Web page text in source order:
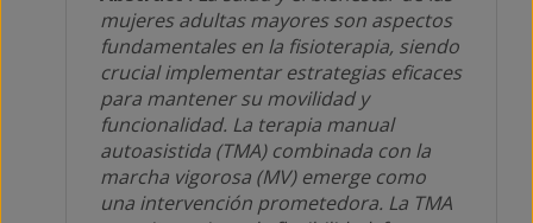
mujeres adultas mayores son aspectos
fundamentales en la fisioterapia, siendo
crucial implementar estrategias eficaces
para mantener su movilidad y
funcionalidad. La terapia manual
autoasistida (TMA) combinada con la
marcha vigorosa (MV) emerge como
una intervención prometedora. La TMA